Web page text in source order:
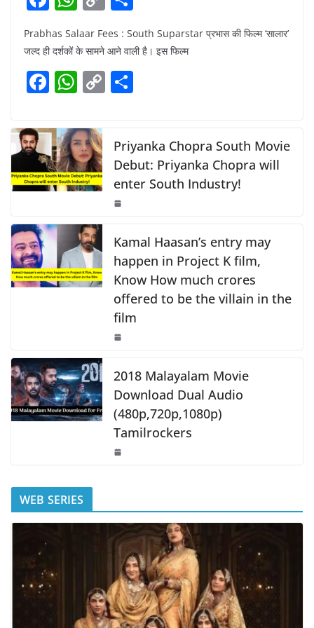
c
e
b
o
k
at
s
A
p
p
y
Li
ar
Prabhas Salaar Fees : South Suparstar प्रभास की फिल्म ‘सालार’
जल्द ही दर्शकों के सामने आने वाली है। इस फिल्म
F
c
e
b
o
k
W
at
s
A
p
C
y
Li
n
k
e
Priyanka Chopra South Movie
Debut: Priyanka Chopra will
enter South Industry!
Kamal Haasan’s entry may
happen in Project K film,
Know How much crores
offered to be the villain in the
film
2018 Malayalam Movie
Download Dual Audio
(480p,720p,1080p)
Tamilrockers
WEB SERIES